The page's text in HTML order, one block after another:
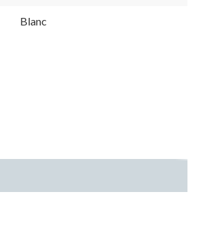
Blanc